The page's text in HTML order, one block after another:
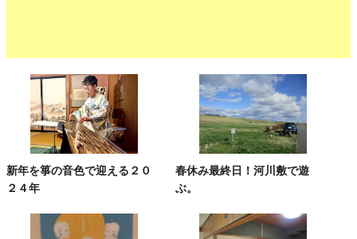
新年を箏の音色で迎える２０
２４年
春休み最終日！河川敷で遊
ぶ。